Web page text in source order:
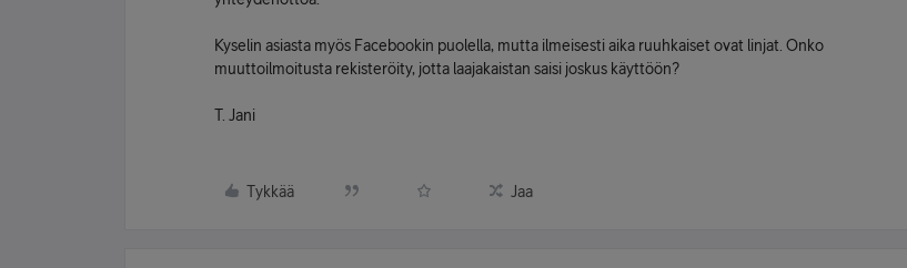
Kyselin asiasta myös Facebookin puolella, mutta ilmeisesti aika ruuhkaiset ovat linjat. Onko
muuttoilmoitusta rekisteröity, jotta laajakaistan saisi joskus käyttöön?
T. Jani
Tykkää Jaa